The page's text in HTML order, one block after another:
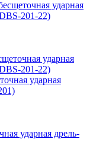
ударная
201-22)
ударная дрель-